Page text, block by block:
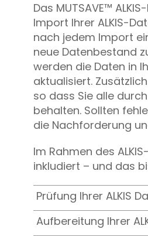
Das MUTSAVE™
Import Ihrer ALKIS-
nach jedem Import
neue Datenbestand
werden die Daten in
aktualisiert.
so dass Sie alle
behalten. Sollten
die Nachforderung
Im Rahmen des
inkludiert – und das
Prüfung Ihrer ALKIS
Aufbereitung Ihrer